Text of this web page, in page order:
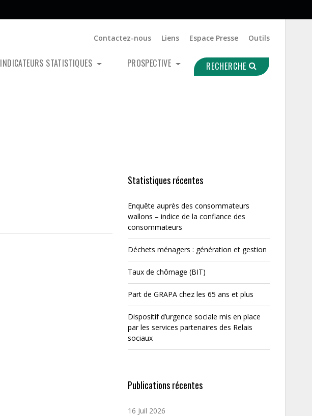
Contactez-nous Liens Espace Presse Outils
INDICATEURS STATISTIQUES PROSPECTIVE RECHERCHE
Statistiques récentes
Enquête auprès des consommateurs
wallons – indice de la confiance des
consommateurs
Déchets ménagers : génération et gestion
Taux de chômage (BIT)
Part de GRAPA chez les 65 ans et plus
Dispositif d’urgence sociale mis en place
par les services partenaires des Relais
sociaux
Publications récentes
16 Juil 2026